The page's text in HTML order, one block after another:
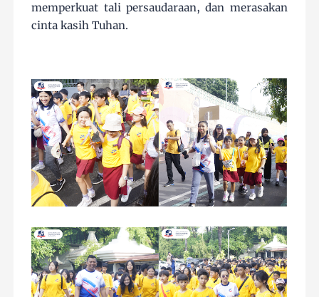
memperkuat tali persaudaraan, dan merasakan
cinta kasih Tuhan.